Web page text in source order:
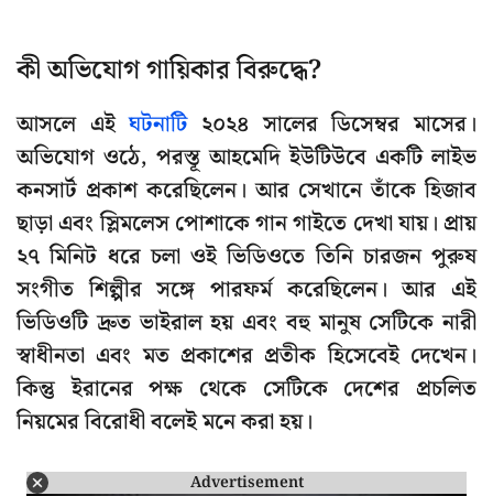
কী অভিযোগ গায়িকার বিরুদ্ধে?
আসলে এইঘটনাটি২০২৪ সালের ডিসেম্বর মাসের।
অভিযোগ ওঠে, পরস্তূ আহমেদি ইউটিউবে একটি লাইভ
কনসার্ট প্রকাশ করেছিলেন। আর সেখানে তাঁকে হিজাব
ছাড়া এবং স্লিমলেস পোশাকে গান গাইতে দেখা যায়। প্রায়
২৭ মিনিট ধরে চলা ওই ভিডিওতে তিনি চারজন পুরুষ
সংগীত শিল্পীর সঙ্গে পারফর্ম করেছিলেন। আর এই
ভিডিওটি দ্রুত ভাইরাল হয় এবং বহু মানুষ সেটিকে নারী
স্বাধীনতা এবং মত প্রকাশের প্রতীক হিসেবেই দেখেন।
কিন্তু ইরানের পক্ষ থেকে সেটিকে দেশের প্রচলিত
নিয়মের বিরোধী বলেই মনে করা হয়।
Advertisement